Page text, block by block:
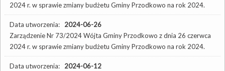
2024 r. w sprawie zmiany budżetu Gminy Przodkowo na rok 2024.
Data utworzenia: 2024-06-26
Zarządzenie Nr 73/2024 Wójta Gminy Przodkowo z dnia 26 czerwca
2024 r. w sprawie zmiany budżetu Gminy Przodkowo na rok 2024.
Data utworzenia: 2024-06-12